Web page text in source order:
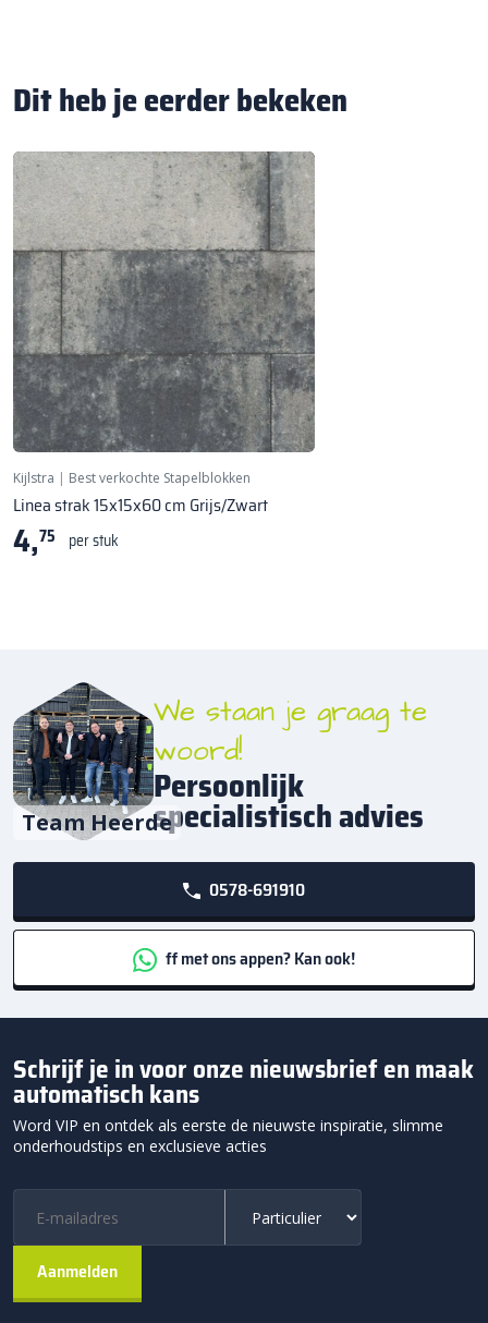
Dit heb je eerder bekeken
Kijlstra | Best verkochte Stapelblokken
Linea strak 15x15x60 cm Grijs/Zwart
4,75 per stuk
Team Heerde
We staan je graag te
woord!
Persoonlijk
specialistisch advies
0578-691910
ff met ons appen? Kan ook!
Schrijf je in voor onze nieuwsbrief en maak
automatisch kans
Word VIP en ontdek als eerste de nieuwste inspiratie, slimme
onderhoudstips en exclusieve acties